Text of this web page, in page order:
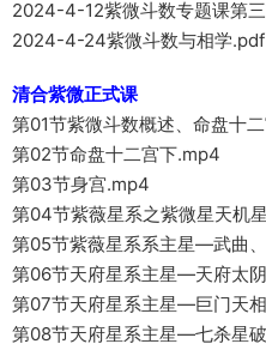
2024-4-12紫微斗数专题课第
2024-4-24紫微斗数与相学.pdf
清合紫微正式课
第01节紫微斗数概述、命盘十
第02节命盘十二宫下.mp4
第03节身宫.mp4
第04节紫薇星系之紫微星天机
第05节紫薇星系系主星—武曲
第06节天府星系主星—天府太
第07节天府星系主星—巨门天
第08节天府星系主星—七杀星